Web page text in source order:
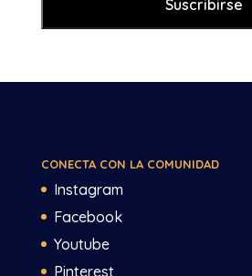
CONECTA CON LA COMUNIDAD
Instagram
Facebook
Youtube
Pinterest